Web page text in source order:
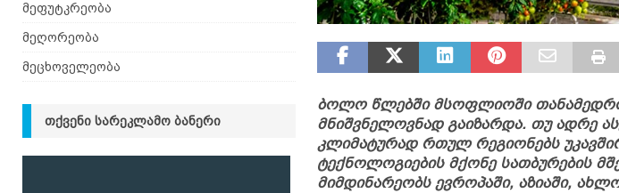
ბოლო წლებში მსოფლიოში
მნიშვნელოვნად გაიზარდა. თუ ადრე
კლიმატურად რთულ რეგიონებს
ტექნოლოგიების მქონე სათბურების
მიმდინარეობს ევროპაში, აზიაში,
მეფუტკრეობა
მეღორეობა
მეცხოველეობა
ᲗᲥᲕᲔᲜᲘ ᲡᲐᲠᲔᲙᲚᲐᲛᲝ ᲑᲐᲜᲔᲠᲘ